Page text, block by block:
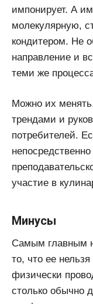
импонирует. А
молекулярную,
кондитером. Не
направление и
теми же
Можно их
трендами и
потребителей.
участие в
Минусы
Самым главным
то, что ее
физически
столько обычно